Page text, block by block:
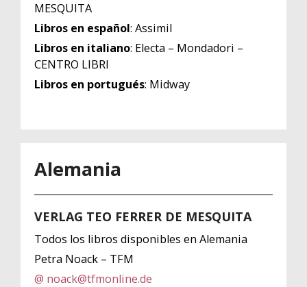
MESQUITA
Libros en español: Assimil
Libros en italiano: Electa – Mondadori –
CENTRO LIBRI
Libros en portugués: Midway
Alemania
VERLAG TEO FERRER DE MESQUITA
Todos los libros disponibles en Alemania
Petra Noack – TFM
@ noack@tfmonline.de